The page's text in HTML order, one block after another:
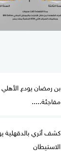
بن رمضان يودع
مفاجئة.....
كشف أثري بالدقهلية
الاستيطان